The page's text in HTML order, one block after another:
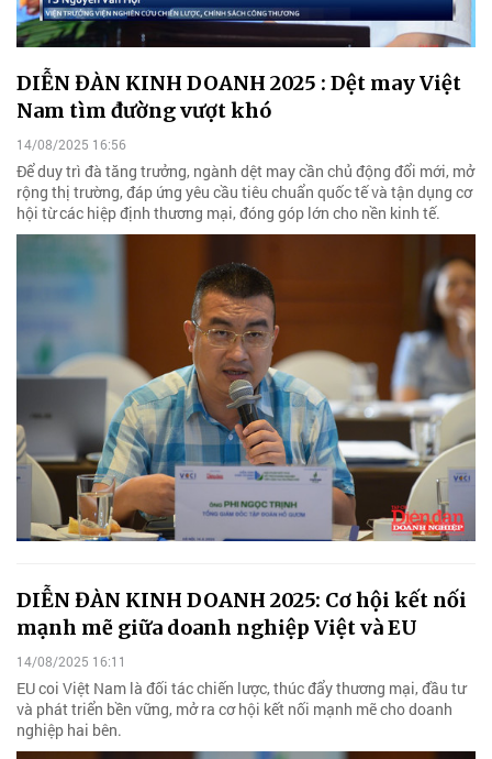
DIỄN ĐÀN KINH DOANH 2025 : Dệt may Việt
Nam tìm đường vượt khó
14/08/2025 16:56
Để duy trì đà tăng trưởng, ngành dệt may cần chủ động đổi mới, mở
rộng thị trường, đáp ứng yêu cầu tiêu chuẩn quốc tế và tận dụng cơ
hội từ các hiệp định thương mại, đóng góp lớn cho nền kinh tế.
DIỄN ĐÀN KINH DOANH 2025: Cơ hội kết nối
mạnh mẽ giữa doanh nghiệp Việt và EU
14/08/2025 16:11
EU coi Việt Nam là đối tác chiến lược, thúc đẩy thương mại, đầu tư
và phát triển bền vững, mở ra cơ hội kết nối mạnh mẽ cho doanh
nghiệp hai bên.